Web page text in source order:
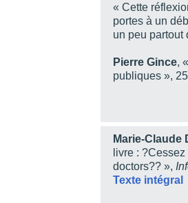
Chapitre 4 - Vers un
Chapitre 5 - La
Chapitre 7 - La
Chapitre 10 - La
Chapitre 11 - L’avenir
Annexe 1 - Relations
« Cette
portes à un
un peu partout
Pierre Gince,
publiques »,
Marie-Claude
livre :
doctors?? »,
Texte intégral